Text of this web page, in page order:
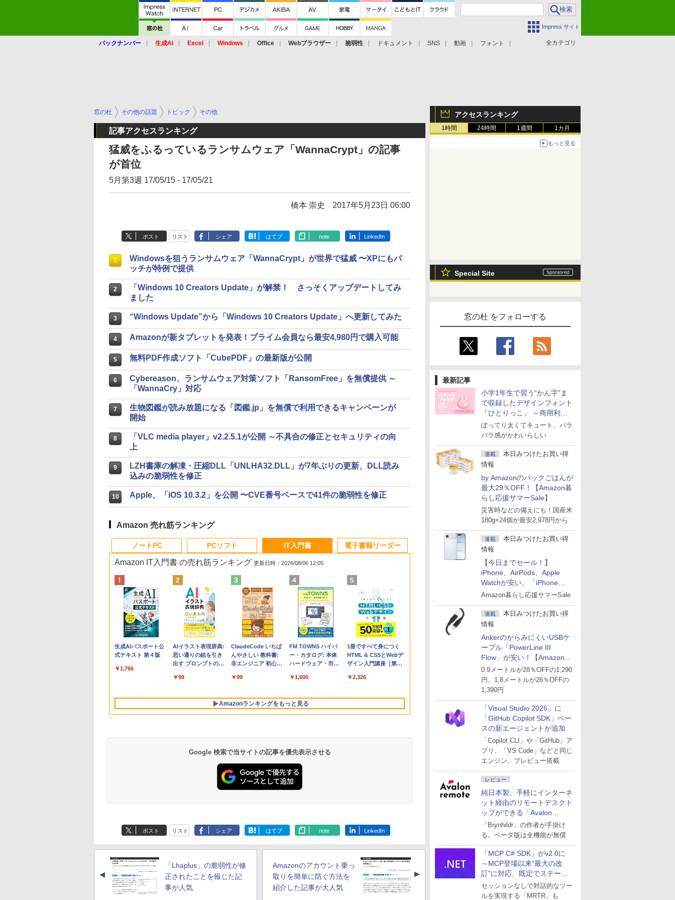
Impress サイト
全カテゴリ
バックナンバー 生成AI Excel Windows Office Webブラウザー 脆弱性 ドキュメント SNS 動画 フォント
アクセスランキング
1時間 24時間 1週間 1カ月
もっと見る
Special Site
窓の杜 をフォローする
最新記事
小学1年生で習う“かん字”ま
で収録したデザインフォント
「ひとりっこ」 ～商用利用
OK
ぽってり太くてキュート、パラ
パラ感がかわいらしい
連載
本日みつけたお買い得
情報
by Amazonのパックごはんが
最大29％OFF！【Amazon暮
らし応援サマーSale】
災害時などの備えにも！国産米
180g×24個が最安2,978円から
連載
本日みつけたお買い得
情報
【今日までセール！】
iPhone、AirPods、Apple
Watchが安い、「iPhone
Air」256GB版が139,800円な
Amazon暮らし応援サマーSale
連載
本日みつけたお買い得
情報
AnkerのからみにくいUSBケ
ーブル「PowerLine III
Flow」が安い！【Amazon暮
らし応援サマーSale】
0.9メートルが28％OFFの1,290
円。1,8メートルが26％OFFの
1,390円
「Visual Studio 2026」に
「GitHub Copilot SDK」ベー
スの新エージェントが追加
「Copilot CLI」や「GitHub」ア
プリ、「VS Code」などと同じ
エンジン、プレビュー搭載
レビュー
純日本製、手軽にインターネ
ット経由のリモートデスクト
ップができる「Avalon
remote」
「Brynhildr」の作者が手掛け
る。ベータ版は全機能が無償
「MCP C# SDK」がv2.0に
～MCP登場以来“最大の改
訂”に対応、既定でステート
レスへ
セッションなしで対話的なツー
ルを実現する「MRTR」も
窓の杜 その他の話題 トピック その他
記事アクセスランキング
猛威をふるっているランサムウェア「WannaCrypt」の記事
が首位
5月第3週 17/05/15 - 17/05/21
橋本 崇史 2017年5月23日 06:00
ポスト リスト シェア はてブ note LinkedIn
1
Windowsを狙うランサムウェア「WannaCrypt」が世界で猛威 〜XPにもパ
ッチが特例で提供
2
「Windows 10 Creators Update」が解禁！ さっそくアップデートしてみ
ました
3 “Windows Update”から「Windows 10 Creators Update」へ更新してみた
4 Amazonが新タブレットを発表！プライム会員なら最安4,980円で購入可能
5 無料PDF作成ソフト「CubePDF」の最新版が公開
6
Cybereason、ランサムウェア対策ソフト「RansomFree」を無償提供 ～
「WannaCry」対応
7
生物図鑑が読み放題になる「図鑑.jp」を無償で利用できるキャンペーンが
開始
8
「VLC media player」v2.2.5.1が公開 ～不具合の修正とセキュリティの向
上
9
LZH書庫の解凍・圧縮DLL「UNLHA32.DLL」が7年ぶりの更新、DLL読み
込みの脆弱性を修正
10 Apple、「iOS 10.3.2」を公開 〜CVE番号ベースで41件の脆弱性を修正
Amazon 売れ筋ランキング
ノートPC
Apple 2026
MacBook Neo A18
ンチノートブック：
設計、Liquid Retina
ユニファイドメモ
tomtoc 360°保護
15.6 16インチ パソコ
ンケース Dell NEC
dynabook Lenovo
￥2,952
Apple 2026
MacBook Air M5チ
ップ搭載13インチノ
Apple Intelligence、
Retinaディスプレ
イ、24GBユニファイ
ドメモリ、1TB SSD
ド、Touch ID - スカ
イブルー
￥298,901
【Amazon.co.jp限
定】 HP ノートパソ
コン 15-fd 15.6イン
512GB SSD インテ
￥129,800
FMV ノートパソコン
WE1-K3 (MS 365
Personal/Copilotキー
型/Core i5/16GB/SSD
FMVWK3E15W_AZ
￥119,800
PCソフト
Xbox プリペイドカ
ード 10,000円 デジタ
ギフトカード】 [オン
Robloxギフトカード
- 800 Robux 【限定
バーチャルアイテム
ンゲームコード】 ロ
インコード版
￥1,300
Microsoft Office
Home & Business
2024(最新 永続版)|オ
版|Windows11、
￥39,582
Robloxギフトカード
- 2,000 Robux 【限
定バーチャルアイテ
インゲームコード】
ラインコード版
￥3,200
Robloxギフトカード -
1000 Robux 【限定バ
ーチャルアイテムを含
ムコード】 ロブロック
版
￥1,600
IT入門書
Amazon IT入門書 の売れ筋ランキング 更新日時：2026/08/06 12:05
生成AIパスポート公
式テキスト 第４版
￥1,766
AIイラスト表現辞典:
思い通りの絵を引き
出す プロンプトの言
ズ (はぴーイラスト
￥99
ClaudeCode いちば
んやさしい 教科書:
非エンジニア 初心者
マニュアル AI副業に
もKindle出版にも！
非エンジニアのため
のAIコーディング入
￥99
FM TOWNS ハイパ
ー・カタログ: 本体
ハードウェア・市販
フェクトリストと最
￥1,600
1冊ですべて身につく
HTML & CSSとWebデ
ザイン入門講座［第2
￥2,326
Amazonランキングをもっと見る
電子書籍リーダー
7インチディスプレ
イ、色調調節ライ
テリー、広告なし、
ブラック
￥27,980
ない、大きな画面で
読みやすい、6週間持
チディスプレイ電子
ック、16GB、広告な
し
￥19,980
ション (32GB) 7イン
チディスプレイ、明
調節ライト、12週間
告なし、メタリック
ブラック
￥32,980
トレージ、防水、7イ
ンチカラーディスプ
ト、最大8週間持続バ
し、ブラック (2025
年発売)
￥39,980
インチカラーディスプ
レイ、64GBストレー
明るさ自動調整、色調
調節ライト、プレミア
ムペン付き、グラファ
イト
￥115,980
Google 検索で当サイトの記事を優先表示させる
ポスト リスト シェア はてブ note LinkedIn
▲
「Lhaplus」の脆弱性が修
正されたことを報じた記
事が人気
Amazonのアカウント乗っ
取りを簡単に防ぐ方法を
紹介した記事が大人気
▲